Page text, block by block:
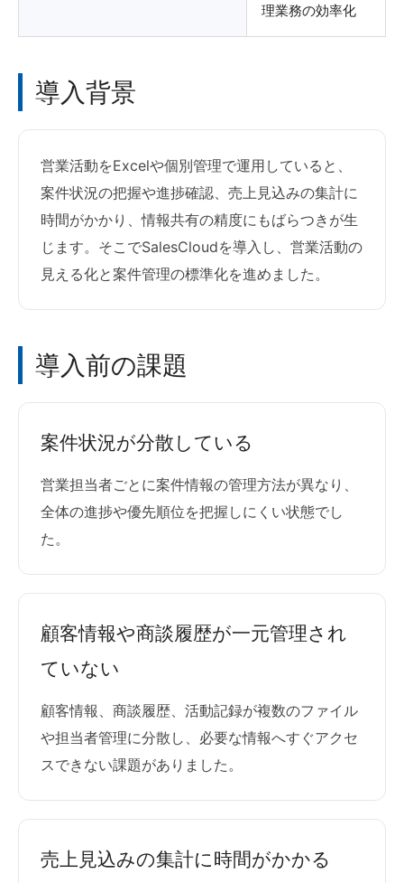
理業務の効率化
導入背景
営業活動をExcelや個別管理で運用していると、
案件状況の把握や進捗確認、売上見込みの集計に
時間がかかり、情報共有の精度にもばらつきが生
じます。そこでSalesCloudを導入し、営業活動の
見える化と案件管理の標準化を進めました。
導入前の課題
案件状況が分散している
営業担当者ごとに案件情報の管理方法が異なり、
全体の進捗や優先順位を把握しにくい状態でし
た。
顧客情報や商談履歴が一元管理され
ていない
顧客情報、商談履歴、活動記録が複数のファイル
や担当者管理に分散し、必要な情報へすぐアクセ
スできない課題がありました。
売上見込みの集計に時間がかかる